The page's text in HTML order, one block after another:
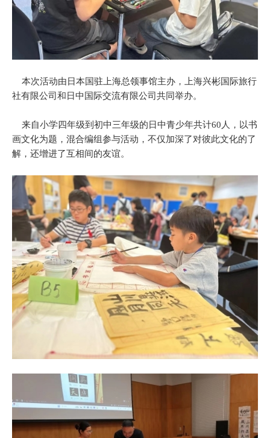
本次活动由日本国驻上海总领事馆主办，上海兴彬国际旅行
社有限公司和日中国际交流有限公司共同举办。
来自小学四年级到初中三年级的日中青少年共计60人，以书
画文化为题，混合编组参与活动，不仅加深了对彼此文化的了
解，还增进了互相间的友谊。